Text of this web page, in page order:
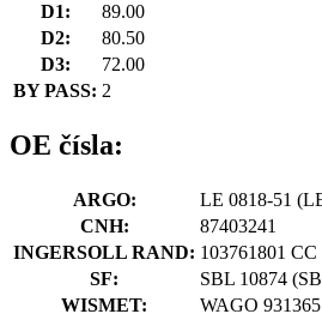
D1:
89.00
D2:
80.50
D3:
72.00
BY PASS: 2
OE čísla:
ARGO: LE 0818-51
CNH:
87403241
INGERSOLL RAND: 103761801 CC
SF:
SBL 10874
WISMET:
WAGO 931365